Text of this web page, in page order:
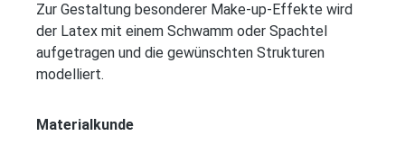
Zur Gestaltung besonderer Make-up-Effekte wird
der Latex mit einem Schwamm oder Spachtel
aufgetragen und die gewünschten Strukturen
modelliert.
Materialkunde